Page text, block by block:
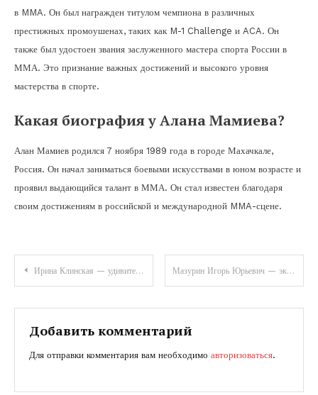
в MMA. Он был награжден титулом чемпиона в различных
престижных промоушенах, таких как M-1 Challenge и ACA. Он
также был удостоен звания заслуженного мастера спорта России в
ММА. Это признание важных достижений и высокого уровня
мастерства в спорте.
Какая биография у Алана Мамиева?
Алан Мамиев родился 7 ноября 1989 года в городе Махачкале,
Россия. Он начал заниматься боевыми искусствами в юном возрасте и
проявил выдающийся талант в ММА. Он стал известен благодаря
своим достижениям в российской и международной MMA-сцене.
Навигация
по
записям
Ирина Клинская — удивительная жизнь, забытые факты, великие достижения Мазурин Игорь Юрьевич — эксперт в области ханты-мансийской культуры и искусства, рассказываем о его биографии
Добавить комментарий
Для отправки комментария вам необходимо авторизоваться.